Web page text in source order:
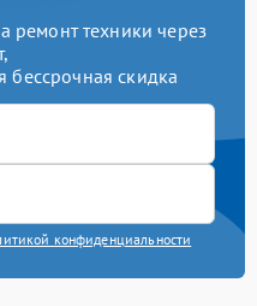
ремонт техники через
бессрочная скидка
конфиденциальности